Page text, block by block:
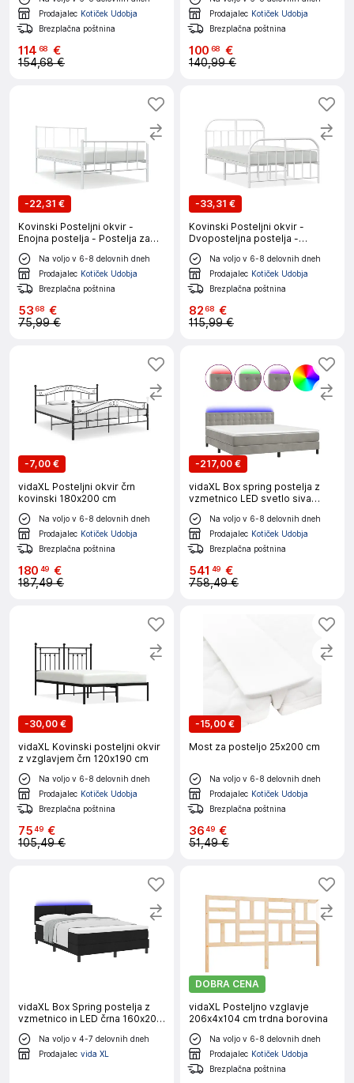
Prodajalec Kotiček Udobja
Brezplačna poštnina
114 68 €
154,68 €
Prodajalec Kotiček Udobja
Brezplačna poštnina
100 68 €
140,99 €
-22,31 €
Kovinski Posteljni okvir -
Enojna postelja - Postelja za
odrasle z vzglavjem in
vznožjem bel 100x190 cm
Na voljo v 6-8 delovnih dneh
Prodajalec Kotiček Udobja
Brezplačna poštnina
5368 €
75,99 €
-33,31 €
Kovinski Posteljni okvir -
Dvoposteljna postelja -
Zakonska postelja z vzglavjem
in vznožjem bel 120x200 cm
Na voljo v 6-8 delovnih dneh
Prodajalec Kotiček Udobja
Brezplačna poštnina
8268 €
115,99 €
-7,00 €
vidaXL Posteljni okvir črn
kovinski 180x200 cm
Na voljo v 6-8 delovnih dneh
Prodajalec Kotiček Udobja
Brezplačna poštnina
180 49 €
187,49 €
-217,00 €
vidaXL Box spring postelja z
vzmetnico LED svetlo siva
180x200cm žamet
Na voljo v 6-8 delovnih dneh
Prodajalec Kotiček Udobja
Brezplačna poštnina
541 49 €
758,49 €
-30,00 €
vidaXL Kovinski posteljni okvir
z vzglavjem črn 120x190 cm
Na voljo v 6-8 delovnih dneh
Prodajalec Kotiček Udobja
Brezplačna poštnina
7549 €
105,49 €
-15,00 €
Most za posteljo 25x200 cm
Na voljo v 6-8 delovnih dneh
Prodajalec Kotiček Udobja
Brezplačna poštnina
3649 €
51,49 €
vidaXL Box Spring postelja z
vzmetnico in LED črna 160x200
cm tkanina
Na voljo v 4-7 delovnih dneh
Prodajalec vida XL
DOBRA CENA
vidaXL Posteljno vzglavje
206x4x104 cm trdna borovina
Na voljo v 6-8 delovnih dneh
Prodajalec Kotiček Udobja
Brezplačna poštnina